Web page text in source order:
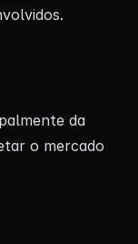
da
o mercado